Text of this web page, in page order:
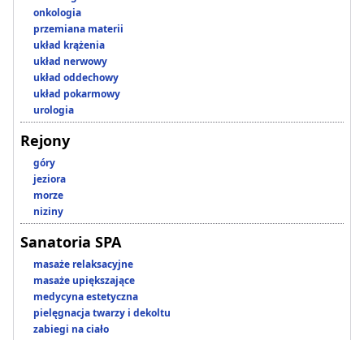
onkologia
przemiana materii
układ krążenia
układ nerwowy
układ oddechowy
układ pokarmowy
urologia
Rejony
góry
jeziora
morze
niziny
Sanatoria SPA
masaże relaksacyjne
masaże upiększające
medycyna estetyczna
pielęgnacja twarzy i dekoltu
zabiegi na ciało